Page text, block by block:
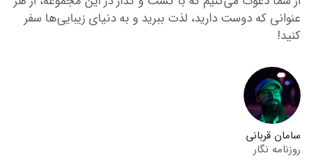
عنوانی که دوست دارید، لذت ببرید و به دنیای زیبایی‌ها سفر
کنید!
سامان قربانی
روزنامه نگار